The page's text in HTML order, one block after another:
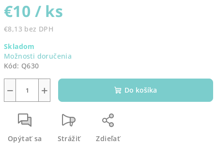
€10 / ks
€8,13 bez DPH
cena:
Skladom
Možnosti doručenia
Kód: Q630
+
− Do košíka
Opýtať sa Strážiť Zdieľať